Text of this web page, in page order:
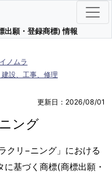
出願・登録商標) 情報
ノムラ
設、工事、修理
更新日：2026/08/01
ング
クリ−ニング」における
基づく商標(商標出願・